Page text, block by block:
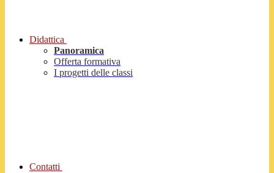
Didattica
Panoramica
Offerta formativa
I progetti delle classi
Contatti